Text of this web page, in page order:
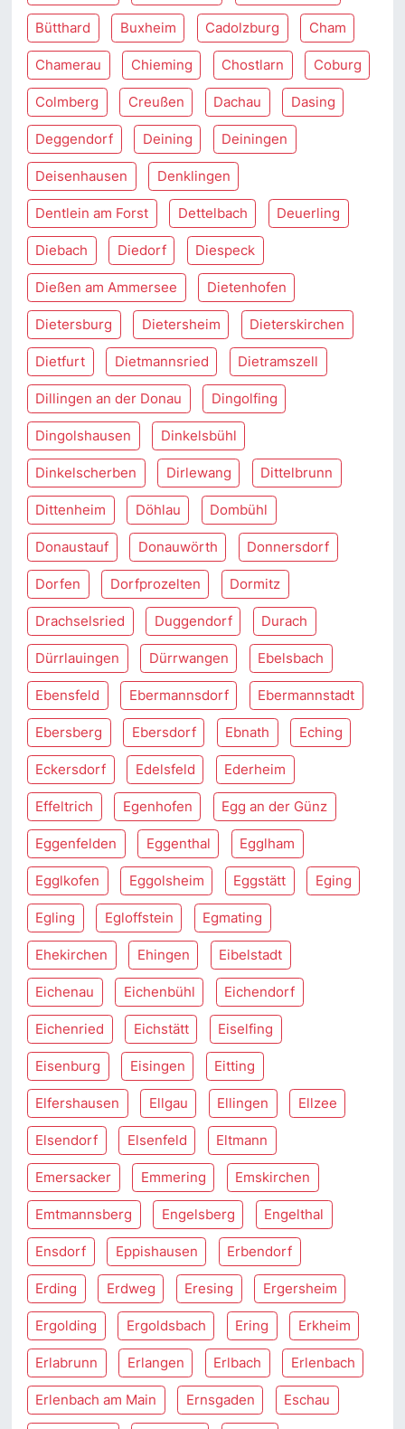
Bütthard Buxheim Cadolzburg Cham
Chamerau Chieming Chostlarn Coburg
Colmberg Creußen Dachau Dasing
Deggendorf Deining Deiningen
Deisenhausen Denklingen
Dentlein am Forst Dettelbach Deuerling
Diebach Diedorf Diespeck
Dießen am Ammersee Dietenhofen
Dietersburg Dietersheim Dieterskirchen
Dietfurt Dietmannsried Dietramszell
Dillingen an der Donau Dingolfing
Dingolshausen Dinkelsbühl
Dinkelscherben Dirlewang Dittelbrunn
Dittenheim Döhlau Dombühl
Donaustauf Donauwörth Donnersdorf
Dorfen Dorfprozelten Dormitz
Drachselsried Duggendorf Durach
Dürrlauingen Dürrwangen Ebelsbach
Ebensfeld Ebermannsdorf Ebermannstadt
Ebersberg Ebersdorf Ebnath Eching
Eckersdorf Edelsfeld Ederheim
Effeltrich Egenhofen Egg an der Günz
Eggenfelden Eggenthal Egglham
Egglkofen Eggolsheim Eggstätt Eging
Egling Egloffstein Egmating
Ehekirchen Ehingen Eibelstadt
Eichenau Eichenbühl Eichendorf
Eichenried Eichstätt Eiselfing
Eisenburg Eisingen Eitting
Elfershausen Ellgau Ellingen Ellzee
Elsendorf Elsenfeld Eltmann
Emersacker Emmering Emskirchen
Emtmannsberg Engelsberg Engelthal
Ensdorf Eppishausen Erbendorf
Erding Erdweg Eresing Ergersheim
Ergolding Ergoldsbach Ering Erkheim
Erlabrunn Erlangen Erlbach Erlenbach
Erlenbach am Main Ernsgaden Eschau